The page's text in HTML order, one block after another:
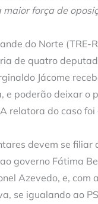
maior força de
do Norte
de quatro
Jácome
e poderão deixar o
relatora do caso foi
devem se filiar
governo Fátima
Azevedo, e, com
se igualando ao